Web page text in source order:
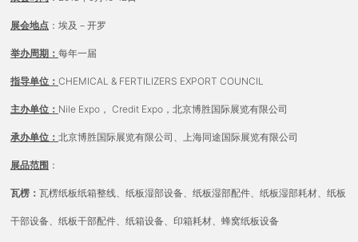
展会地点 ：埃及－开罗
举办周期： 每年一届
指导单位： CHEMICAL & FERTILIZERS EXPORT COUNCIL
主办单位： Nile Expo， Credit Expo，北京博胜国际展览有限公司
承办单位： 北京博胜国际展览有限公司、上海同途国际展览有限公司
展品范围 ：
瓦楞： 瓦楞纸板纸箱整线、纸板湿部设备、纸板湿部配件、纸板湿部耗材、纸板
干部设备、纸板干部配件、纸箱设备、印箱耗材、蜂窝纸板设备